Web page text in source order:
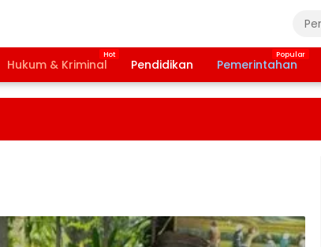
Hukum & Kriminal Pendidikan Pemerintahan